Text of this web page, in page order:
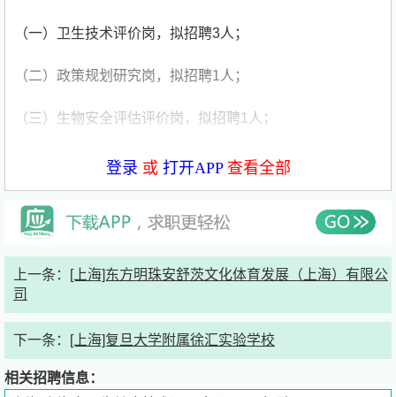
（一）卫生技术评价岗，拟招聘3人；
（二）政策规划研究岗，拟招聘1人；
（三）生物安全评估评价岗，拟招聘1人；
（四）职业放射卫生技术评价岗，拟招聘2人；
（五）卫生监督研究岗，拟招聘1人；
二、招聘条件
1.具有中华人民共和国国籍，拥护中华人民共和国宪法，拥
护中国共产党领导和社会主义制度，具有良好的政治素质和
道德品行。
登录 或 打开APP查看全部
上一条：
[上海]东方明珠安舒茨文化体育发展（上海）有限公
司
下一条： [上海]复旦大学附属徐汇实验学校
相关招聘信息：